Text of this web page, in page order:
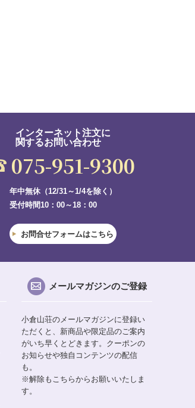
インターネット注文に
関するお問い合わせ
075-951-9300
年中無休（12/31～1/4を除く）
受付時間10：00～18：00
お問合せフォームはこちら
メールマガジンのご登録
小倉山荘のメールマガジンに登録い
ただくと、新商品や限定品のご案内
がいち早くとどきます。クーポンの
お知らせや独自コンテンツの配信
も。
※解除もこちらからお願いいたしま
す。